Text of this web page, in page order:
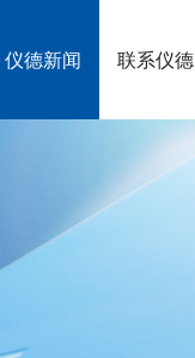
仪德新闻 联系仪德